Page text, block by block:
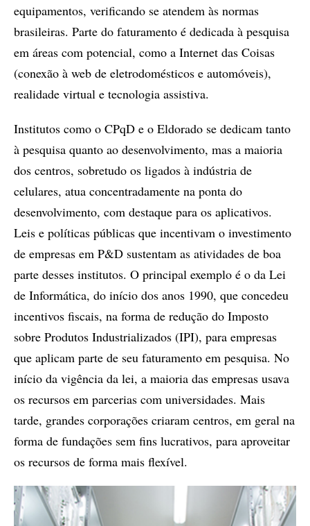
equipamentos, verificando se atendem às normas
brasileiras. Parte do faturamento é dedicada à pesquisa
em áreas com potencial, como a Internet das Coisas
(conexão à web de eletrodomésticos e automóveis),
realidade virtual e tecnologia assistiva.
Institutos como o CPqD e o Eldorado se dedicam tanto
à pesquisa quanto ao desenvolvimento, mas a maioria
dos centros, sobretudo os ligados à indústria de
celulares, atua concentradamente na ponta do
desenvolvimento, com destaque para os aplicativos.
Leis e políticas públicas que incentivam o investimento
de empresas em P&D sustentam as atividades de boa
parte desses institutos. O principal exemplo é o da Lei
de Informática, do início dos anos 1990, que concedeu
incentivos fiscais, na forma de redução do Imposto
sobre Produtos Industrializados (IPI), para empresas
que aplicam parte de seu faturamento em pesquisa. No
início da vigência da lei, a maioria das empresas usava
os recursos em parcerias com universidades. Mais
tarde, grandes corporações criaram centros, em geral na
forma de fundações sem fins lucrativos, para aproveitar
os recursos de forma mais flexível.